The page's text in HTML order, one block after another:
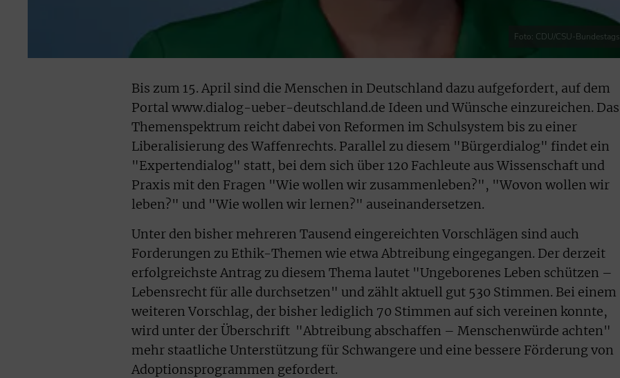
Foto: CDU/CSU-
Bis zum 15. April sind die Menschen in Deutschland dazu aufgefordert, auf dem
Portal www.dialog-ueber-deutschland.de Ideen und Wünsche einzureichen. Das
Themenspektrum reicht dabei von Reformen im Schulsystem bis zu einer
Liberalisierung des Waffenrechts. Parallel zu diesem "Bürgerdialog" findet ein
"Expertendialog" statt, bei dem sich über 120 Fachleute aus Wissenschaft und
Praxis mit den Fragen "Wie wollen wir zusammenleben?", "Wovon wollen wir
leben?" und "Wie wollen wir lernen?" auseinandersetzen.
Unter den bisher mehreren Tausend eingereichten Vorschlägen sind auch
Forderungen zu Ethik-Themen wie etwa Abtreibung eingegangen. Der derzeit
erfolgreichste Antrag zu diesem Thema lautet "Ungeborenes Leben schützen –
Lebensrecht für alle durchsetzen" und zählt aktuell gut 530 Stimmen. Bei einem
weiteren Vorschlag, der bisher lediglich 70 Stimmen auf sich vereinen konnte,
wird unter der Überschrift "Abtreibung abschaffen – Menschenwürde achten"
mehr staatliche Unterstützung für Schwangere und eine bessere Förderung von
Adoptionsprogrammen gefordert.